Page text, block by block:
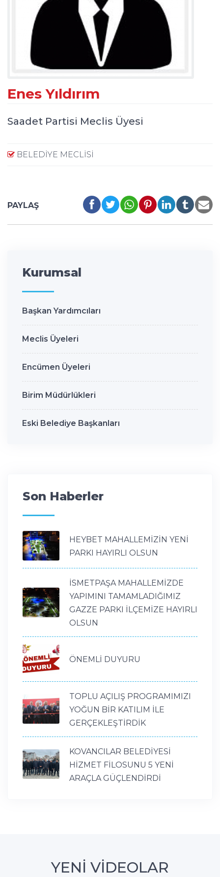
Enes Yıldırım
Saadet Partisi Meclis Üyesi
BELEDIYE MECLISI
PAYLAŞ
Kurumsal
Başkan Yardımcıları
Meclis Üyeleri
Encümen Üyeleri
Birim Müdürlükleri
Eski Belediye Başkanları
Son Haberler
HEYBET MAHALLEMİZİN YENİ
PARKI HAYIRLI OLSUN
İSMETPAŞA MAHALLEMİZDE
YAPIMINI TAMAMLADIĞIMIZ
GAZZE PARKI İLÇEMİZE HAYIRLI
OLSUN
ÖNEMLİ DUYURU
TOPLU AÇILIŞ PROGRAMIMIZI
YOĞUN BİR KATILIM İLE
GERÇEKLEŞTİRDİK
KOVANCILAR BELEDİYESİ
HİZMET FİLOSUNU 5 YENİ
ARAÇLA GÜÇLENDİRDİ
YENİ VİDEOLAR